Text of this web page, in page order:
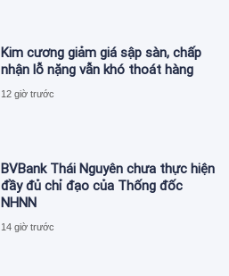
Kim cương giảm giá sập sàn, chấp
nhận lỗ nặng vẫn khó thoát hàng
12 giờ trước
BVBank Thái Nguyên chưa thực hiện
đầy đủ chỉ đạo của Thống đốc
NHNN
14 giờ trước